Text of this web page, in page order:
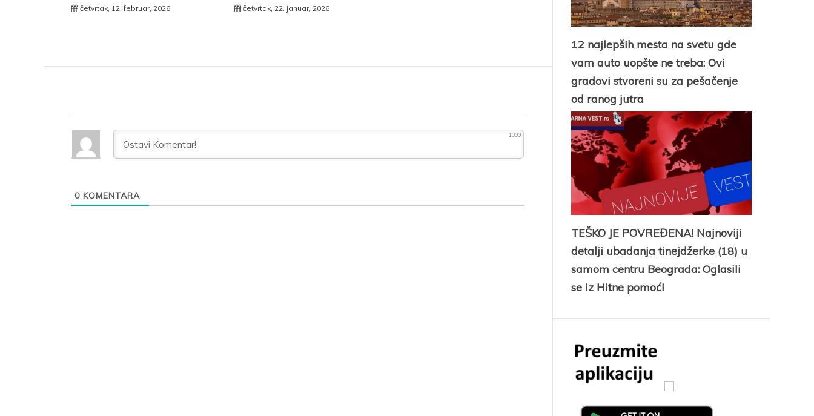
četvrtak, 12. februar, 2026 četvrtak, 22. januar, 2026
1000
0 KOMENTARA
12 najlepših mesta na svetu gde
vam auto uopšte ne treba: Ovi
gradovi stvoreni su za pešačenje
od ranog jutra
TEŠKO JE POVREĐENA! Najnoviji
detalji ubadanja tinejdžerke (18) u
samom centru Beograda: Oglasili
se iz Hitne pomoći